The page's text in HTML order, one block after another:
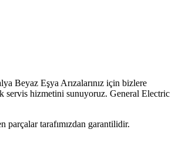
Beyaz Eşya Arızalarınız için bizlere
servis hizmetini sunuyoruz. General Electric
tarafımızdan garantilidir.